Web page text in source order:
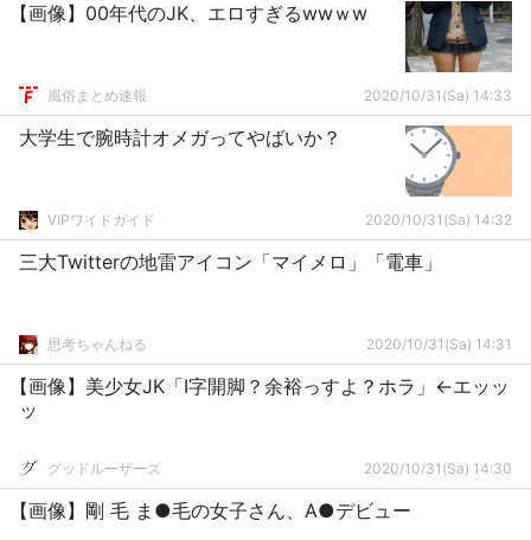
【画像】00年代のJK、エロすぎるwwｗw
風俗まとめ速報 2020/10/31(Sa) 14:33
大学生で腕時計オメガってやばいか？
VIPワイドガイド 2020/10/31(Sa) 14:32
三大Twitterの地雷アイコン「マイメロ」「電車」
思考ちゃんねる 2020/10/31(Sa) 14:31
【画像】美少女JK「I字開脚？余裕っすよ？ホラ」←エッッ
ッ
グッドルーザーズ 2020/10/31(Sa) 14:30
【画像】剛 毛 ま●毛の女子さん、A●デビュー